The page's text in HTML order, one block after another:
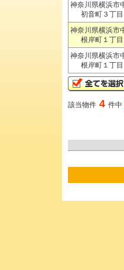
神奈川県横浜市
初音町３丁目
神奈川県横浜市
根岸町１丁目
神奈川県横浜市
根岸町１丁目
該当物件 4 件中